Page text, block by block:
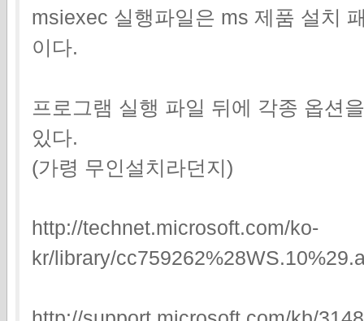
msiexec 실행파일은 ms 제품 설치
이다.
프로그램 실행 파일 뒤에 각종 옵션
있다.
(가령 무인설치라던지)
http://technet.microsoft.com/ko-
kr/library/